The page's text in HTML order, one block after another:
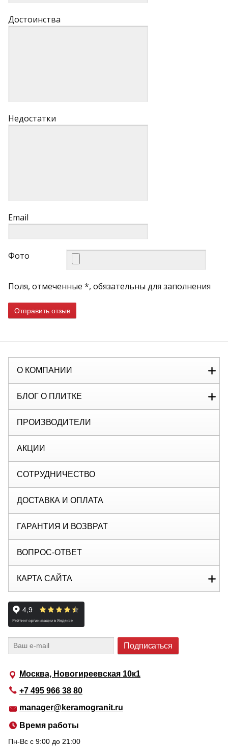
Достоинства
Недостатки
Email
Фото
Поля, отмеченные *, обязательны для заполнения
Отправить отзыв
Москва, Новогиреевская 10к1
+7 495 966 38 80
manager@keramogranit.ru
Время работы
Пн-Вс c 9:00 до 21:00
О КОМПАНИИ
БЛОГ О ПЛИТКЕ
ПРОИЗВОДИТЕЛИ
АКЦИИ
СОТРУДНИЧЕСТВО
ДОСТАВКА И ОПЛАТА
ГАРАНТИЯ И ВОЗВРАТ
ВОПРОС-ОТВЕТ
КАРТА САЙТА